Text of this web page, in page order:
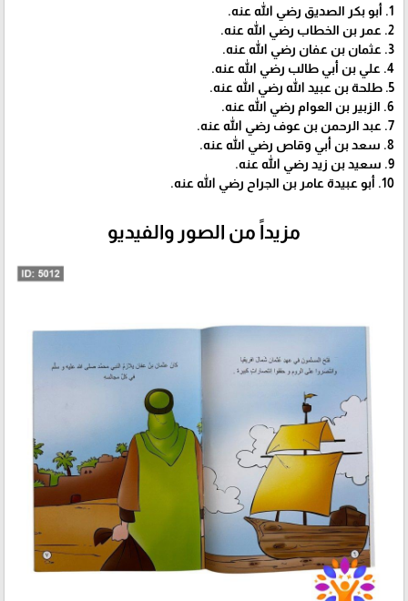
1. أبو بكر الصديق رضي الله عنه.
2. عمر بن الخطاب رضي الله عنه.
3. عثمان بن عفان رضي الله عنه.
4. علي بن أبي طالب رضي الله عنه.
5. طلحة بن عبيد الله رضي الله عنه.
6. الزبير بن العوام رضي الله عنه.
7. عبد الرحمن بن عوف رضي الله عنه.
8. سعد بن أبي وقاص رضي الله عنه.
9. سعيد بن زيد رضي الله عنه.
10. أبو عبيدة عامر بن الجراح رضي الله عنه.
مزيداً من الصور والفيديو